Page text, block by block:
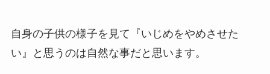
自身の子供の様子を見て『いじめをやめさせた
い』と思うのは自然な事だと思います。